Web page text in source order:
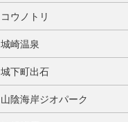
コウノトリ
城崎温泉
城下町出石
山陰海岸ジオパーク